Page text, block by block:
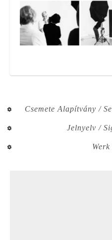
Bio
Blog
Csemete Alapítvány /
Jelnyelv /